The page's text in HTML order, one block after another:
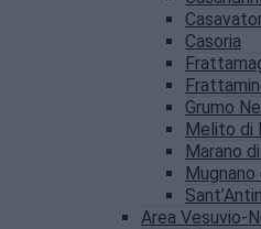
Casoria
Grumo
Melito di
Marano
Mugnano
Area Vesuvio-